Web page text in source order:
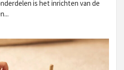
is het inrichten van de